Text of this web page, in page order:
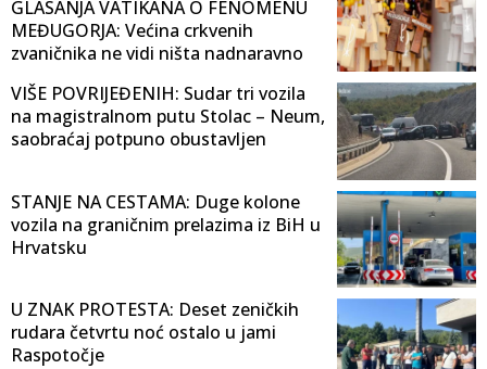
GLASANJA VATIKANA O FENOMENU
MEĐUGORJA: Većina crkvenih
zvaničnika ne vidi ništa nadnaravno
VIŠE POVRIJEĐENIH: Sudar tri vozila
na magistralnom putu Stolac – Neum,
saobraćaj potpuno obustavljen
STANJE NA CESTAMA: Duge kolone
vozila na graničnim prelazima iz BiH u
Hrvatsku
U ZNAK PROTESTA: Deset zeničkih
rudara četvrtu noć ostalo u jami
Raspotočje